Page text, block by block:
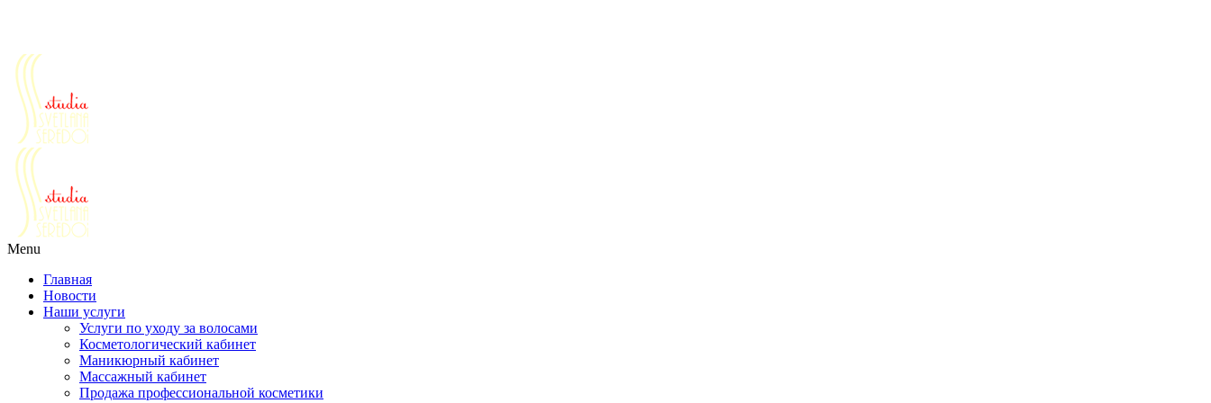
Menu
Главная
Новости
Наши услуги
Услуги по уходу за волосами
Косметологический кабинет
Маникюрный кабинет
Массажный кабинет
Продажа профессиональной косметики